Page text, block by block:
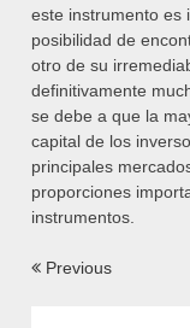
este instrumento es
posibilidad de
otro de su
definitivamente
se debe a que la
capital de los
principales
proporciones
instrumentos.
Navegación
Previous